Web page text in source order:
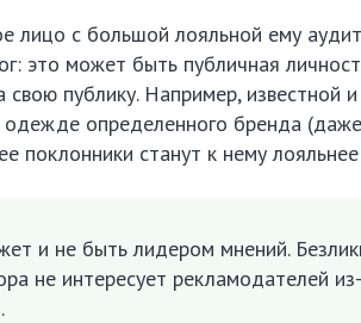
лицо с большой лояльной ему
это может быть публичная
свою публику. Например, известной
одежде определенного бренда
поклонники станут к нему
и не быть лидером мнений.
не интересует рекламодателей